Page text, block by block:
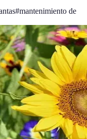
#mantenimiento de